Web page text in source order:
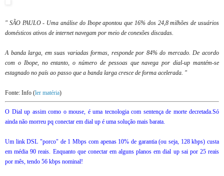
" SÃO PAULO - Uma análise do Ibope apontou que 16% dos 24,8 milhões de usuários
domésticos ativos de internet navegam por meio de conexões discadas.
A banda larga, em suas variadas formas, responde por 84% do mercado. De acordo
com o Ibope, no entanto, o número de pessoas que navega por dial-up mantém-se
estagnado no país ao passo que a banda larga cresce de forma acelerada. "
Fonte: Info (ler matéria)
O Dial up assim como o mouse, é uma tecnologia com sentença de morte decretada.Só
ainda não morreu pq conectar em dial up é uma solução mais barata.
Um link DSL "porco" de 1 Mbps com apenas 10% de garantia (ou seja, 128 kbps) custa
em média 90 reais. Enquanto que conectar em alguns planos em dial up sai por 25 reais
por mês, tendo 56 kbps nominal!